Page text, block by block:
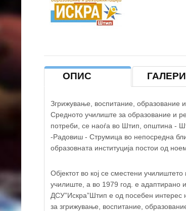
ОПИС
Згрижување, воспитание, образование
Средното училиште за образование и
потреби, се наоѓа во Штип, општина -
-Радовиш - Струмица во непосредна
образовната институција постои од
Објектот во кој се сместени
училиште, а во 1979 год. е адаптирано
ДСУ”Искра”Штип е од посебен интерес
за згрижување, воспитание,
−